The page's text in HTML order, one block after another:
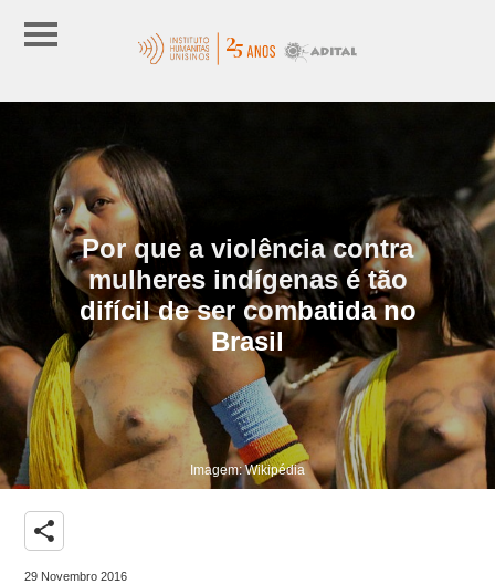
Por que a violência contra
mulheres indígenas é tão
difícil de ser combatida no
Brasil
Imagem: Wikipédia
share
29 Novembro 2016